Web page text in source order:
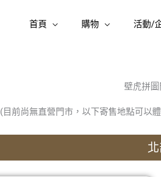
首頁 購物 活動/
壁虎拼
(目前尚無直營門市，以下寄售地點可以